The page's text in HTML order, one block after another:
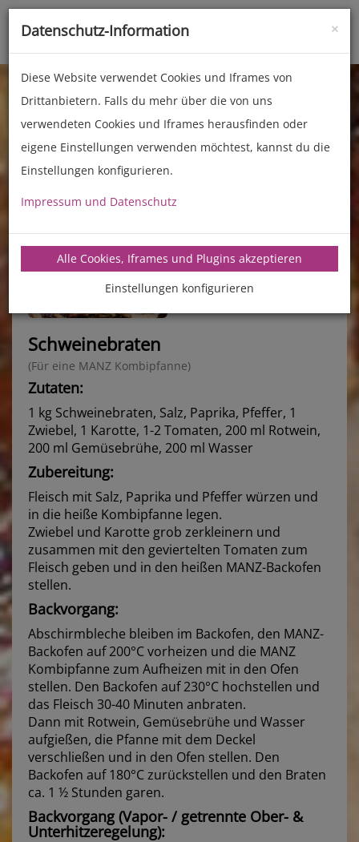
Toggle
Schweinebraten
(Für eine MANZ Kombipfanne)
Zutaten:
1 kg Schweinebraten, Salz, Paprika, Pfeffer, 1
Zwiebel, 1 Karotte, 1-2 Tomaten, 200 ml Rotwein,
200 ml Gemüsebrühe, 200 ml Wasser
Zubereitung:
Fleisch mit Salz, Paprika und Pfeffer würzen und
in die heiße Kombipfanne legen.
Zwiebel und Karotte grob zerkleinern und
zusammen mit den geviertelten Tomaten zum
Fleisch geben und in den heißen MANZ-Backofen
stellen.
Backvorgang:
Abschirmbleche bleiben im Backofen, den MANZ-
Backofen auf 200°C vorheizen und die MANZ
Kombipfanne zum Aufheizen mit in den Ofen
stellen. Den Backofen auf 230°C hochstellen und
das Fleisch 30-40 Minuten anbraten.
Dann mit Rotwein, Gemüsebrühe und Wasser
aufgießen, die Pfanne mit dem Deckel
verschließen und in den Ofen stellen. Den
Backofen auf 180°C zurückstellen und den Braten
ca. 1 ½ Stunden garen.
Backvorgang (Vapor- / getrennte Ober- &
Unterhitzeregelung):
×
Datenschutz-Information
Diese Website verwendet Cookies und Iframes von
Drittanbietern. Falls du mehr über die von uns
verwendeten Cookies und Iframes herausfinden oder
eigene Einstellungen verwenden möchtest, kannst du die
Einstellungen konfigurieren.
Impressum und Datenschutz
Alle Cookies, Iframes und Plugins akzeptieren
Einstellungen konfigurieren